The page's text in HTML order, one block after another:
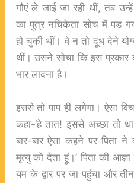
गौएं ले जाई जा रही थीं, तब
का पुत्र नचिकेता सोच में पड़
हो चुकी थीं। वे न तो दूध देने
थीं। उसने सोचा कि इस प्रकार
भार लादना है।
इससे तो पाप ही लगेगा। ऐसा
कहा-‘हे तात! इससे अच्छा तो
बार-बार ऐसा कहने पर पिता
मृत्यु को देता हूं।’ पिता की
यम के द्वार पर जा पहुंचा और